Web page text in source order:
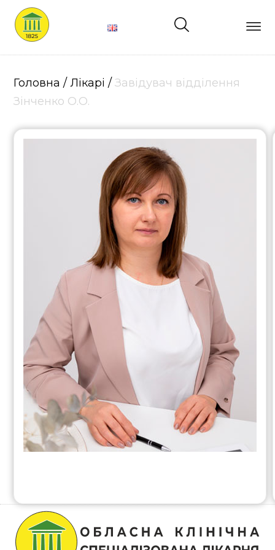
Головна
нас
Лікарі
Контакти
Новини
Головна /Лікарі /Завідувач відділення
Зінченко О.О.